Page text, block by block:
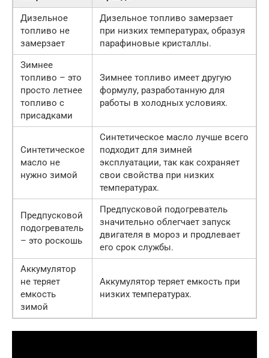
Дизельное
топливо не
замерзает
Дизельное топливо замерзает
при низких температурах, образуя
парафиновые кристаллы.
Зимнее
топливо – это
просто летнее
топливо с
присадками
Зимнее топливо имеет другую
формулу, разработанную для
работы в холодных условиях.
Синтетическое
масло не
нужно зимой
Синтетическое масло лучше всего
подходит для зимней
эксплуатации, так как сохраняет
свои свойства при низких
температурах.
Предпусковой
подогреватель
– это роскошь
Предпусковой подогреватель
значительно облегчает запуск
двигателя в мороз и продлевает
его срок службы.
Аккумулятор
не теряет
емкость
зимой
Аккумулятор теряет емкость при
низких температурах.